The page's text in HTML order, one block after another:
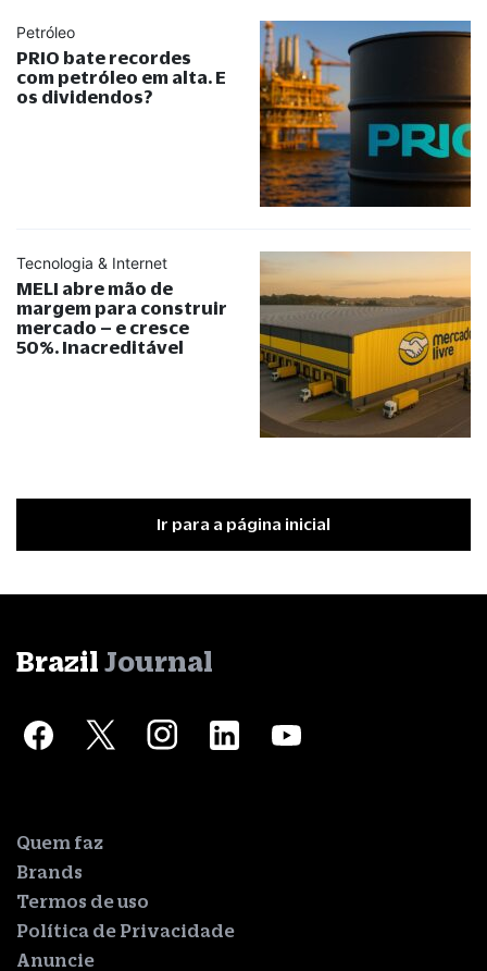
Petróleo
PRIO bate recordes
com petróleo em alta. E
os dividendos?
Tecnologia & Internet
MELI abre mão de
margem para construir
mercado – e cresce
50%. Inacreditável
Ir para a página inicial
Brazil Journal
Quem faz
Brands
Termos de uso
Política de Privacidade
Anuncie